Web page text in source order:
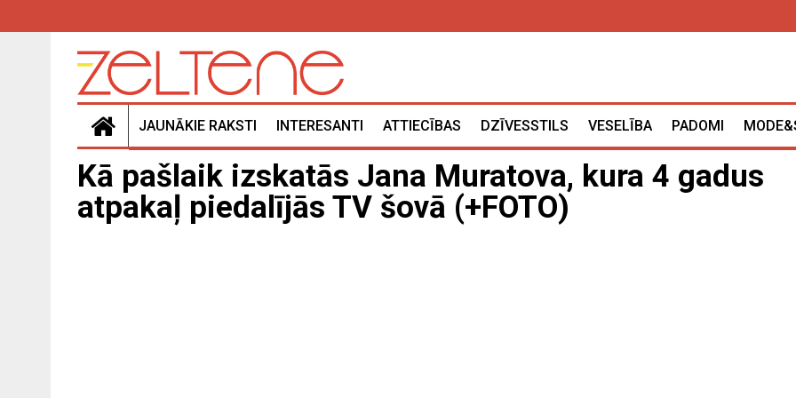
JAUNĀKIE RAKSTI INTERESANTI ATTIECĪBAS DZĪVESSTILS VESELĪBA PADOMI
Kā pašlaik izskatās Jana Muratova, kura 4 gadus
atpakaļ piedalījās TV šovā (+FOTO)